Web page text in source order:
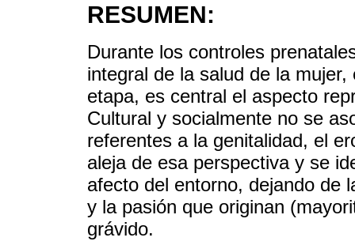
RESUMEN:
Durante los controles
integral de la salud de la
etapa, es central el aspecto
Cultural y socialmente no se
referentes a la genitalidad, el
aleja de esa perspectiva y se
afecto del entorno, dejando de
y la pasión que originan
grávido.